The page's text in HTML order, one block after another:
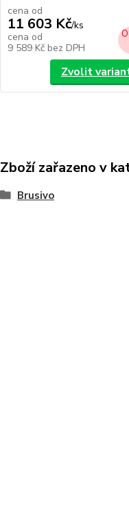
cena od
11 603 Kč/ks
cena od
9 589 Kč bez DPH
Zvolit
Zboží zařazeno v
Brusivo